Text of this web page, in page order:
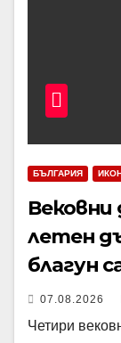
БЪЛГАРИЯ
летен
благун
07.08.2026
Четири